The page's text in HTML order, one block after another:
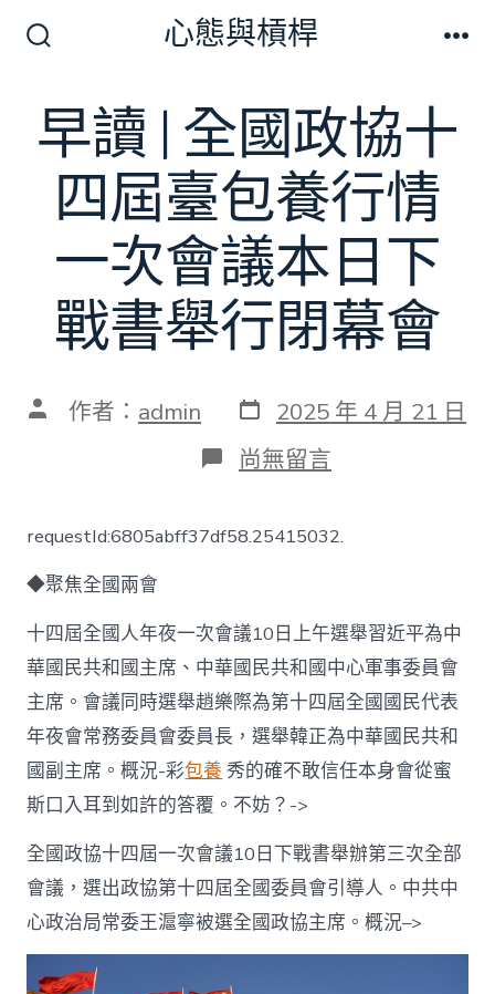
切
換
開
關
心態與槓桿
早讀 | 全國政協十
四屆臺包養行情
一次會議本日下
戰書舉行閉幕會
文 作者： admin 發
表
日
期
2025 年 4 月 21 日
在
〈早
|
全
十
四
屆
臺
包
養
行
情
一
會
議
本
日
尚無留言
requestId:6805abff37df58.25415032.
◆聚焦全國兩會
十四屆全國人年夜一次會議10日上午選舉習近平為中
華國民共和國主席、中華國民共和國中心軍事委員會
主席。會議同時選舉趙樂際為第十四屆全國國民代表
年夜會常務委員會委員長，選舉韓正為中華國民共和
國副主席。概況-彩包養 秀的確不敢信任本身會從蜜
斯口入耳到如許的答覆。不妨？->
全國政協十四屆一次會議10日下戰書舉辦第三次全部
會議，選出政協第十四屆全國委員會引導人。中共中
心政治局常委王滬寧被選全國政協主席。概況–>